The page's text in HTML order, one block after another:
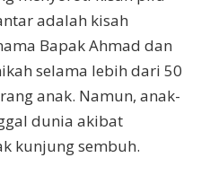
adalah kisah
Bapak Ahmad dan
selama lebih dari 50
anak. Namun, anak-
dunia akibat
kunjung sembuh.